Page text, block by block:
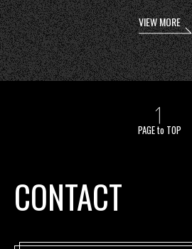
VIEW MORE
PAGE to TOP
CONTACT